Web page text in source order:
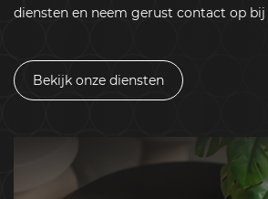
diensten en neem gerust contact op bij
Bekijk onze diensten